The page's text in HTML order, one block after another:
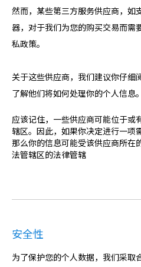
然而，某些第三方服务供应商，如
器，对于我们为您的购买交易而需
私政策。
关于这些供应商，我们建议你仔细
了解他们将如何处理你的个人信息。
应该记住，一些供应商可能位于或
辖区。因此，如果你决定进行一项
那么你的信息可能受该供应商所在
法管辖区的法律管辖
安全性
为了保护您的个人数据，我们采取